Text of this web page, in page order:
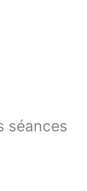
séances